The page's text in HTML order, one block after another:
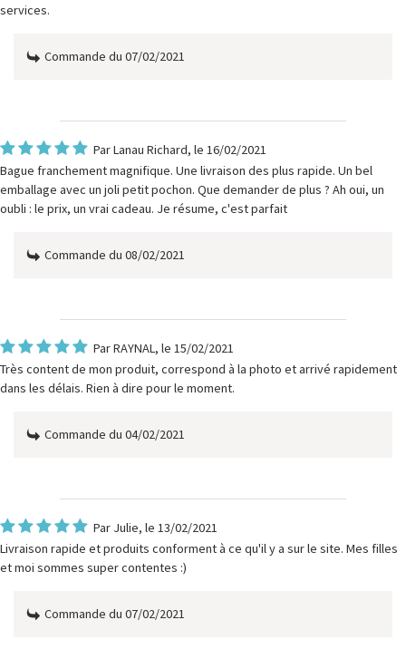
services.
Commande du 07/02/2021
ParLanau Richard, le 16/02/2021
Bague franchement magnifique. Une livraison des plus rapide. Un bel
emballage avec un joli petit pochon. Que demander de plus ? Ah oui, un
oubli : le prix, un vrai cadeau. Je résume, c'est parfait
Commande du 08/02/2021
ParRAYNAL, le 15/02/2021
Très content de mon produit, correspond à la photo et arrivé rapidement
dans les délais. Rien à dire pour le moment.
Commande du 04/02/2021
Par Julie, le 13/02/2021
Livraison rapide et produits conforment à ce qu'il y a sur le site. Mes filles
et moi sommes super contentes :)
Commande du 07/02/2021